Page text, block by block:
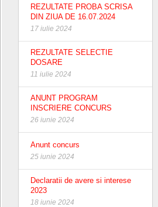
REZULTATE PROBA SCRISA
DIN ZIUA DE 16.07.2024
17 iulie 2024
REZULTATE SELECTIE
DOSARE
11 iulie 2024
ANUNT PROGRAM
INSCRIERE CONCURS
26 iunie 2024
Anunt concurs
25 iunie 2024
Declaratii de avere si interese
2023
18 iunie 2024